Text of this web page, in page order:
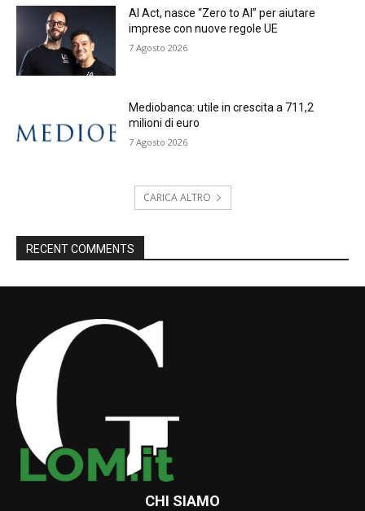
AI Act, nasce “Zero to AI” per aiutare
imprese con nuove regole UE
7 Agosto 2026
Mediobanca: utile in crescita a 711,2
milioni di euro
7 Agosto 2026
CARICA ALTRO
RECENT COMMENTS
CHI SIAMO